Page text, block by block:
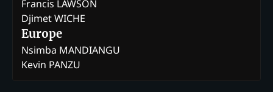
Francis LAWSON
Djimet WICHE
Europe
Nsimba MANDIANGU
Kevin PANZU